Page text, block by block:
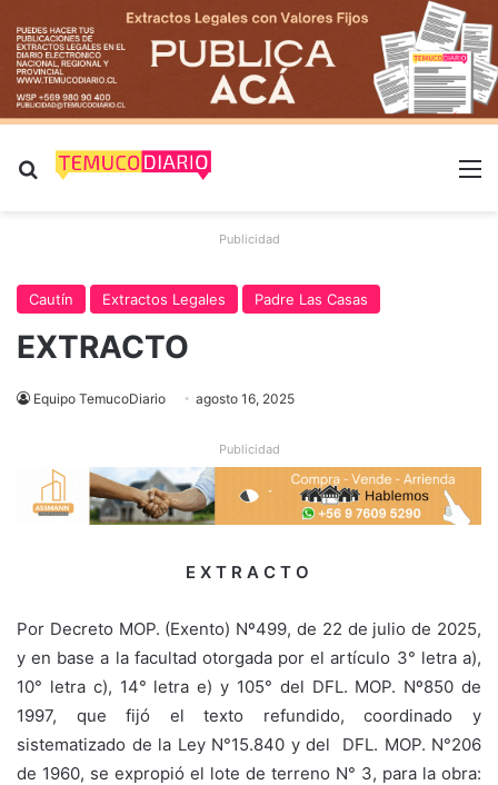
Buscar por
Publicidad
Cautín Extractos Legales Padre Las Casas
EXTRACTO
Equipo TemucoDiario agosto 16, 2025
Publicidad
E X T R A C T O
Por Decreto MOP. (Exento) Nº499, de 22 de julio de 2025,
y en base a la facultad otorgada por el artículo 3° letra a),
10° letra c), 14° letra e) y 105° del DFL. MOP. Nº850 de
1997, que fijó el texto refundido, coordinado y
sistematizado de la Ley N°15.840 y del DFL. MOP. N°206
de 1960, se expropió el lote de terreno N° 3, para la obra: